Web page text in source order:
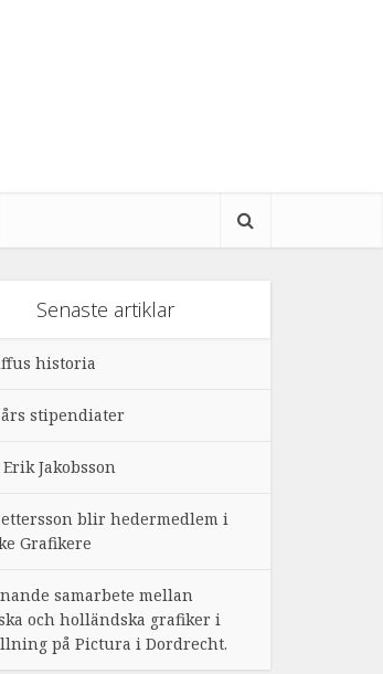
Senaste artiklar
historia
års stipendiater
Jakobsson
blir hedermedlem i
Grafikere
samarbete mellan
och holländska grafiker i
på Pictura i Dordrecht.